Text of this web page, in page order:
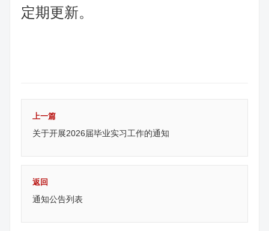
定期更新。
上一篇
关于开展2026届毕业实习工作的通知
返回
通知公告列表